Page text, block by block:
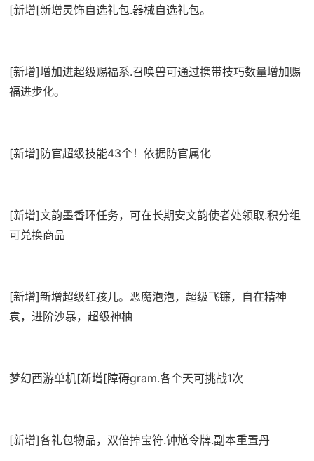
[新增[新增灵饰自选礼包.器械自选礼包。
[新增]增加进超级赐福系.召唤兽可通过携带技巧数量增加赐
福进步化。
[新增]防官超级技能43个！依据防官属化
[新增]文韵墨香环任务，可在长期安文韵使者处领取.积分组
可兑换商品
[新增]新增超级红孩儿。恶魔泡泡，超级飞镰，自在精神
袁，进阶沙暴，超级神柚
梦幻西游单机[新增[障碍gram.各个天可挑战1次
[新增]各礼包物品，双倍掉宝符.钟馗令牌.副本重置丹